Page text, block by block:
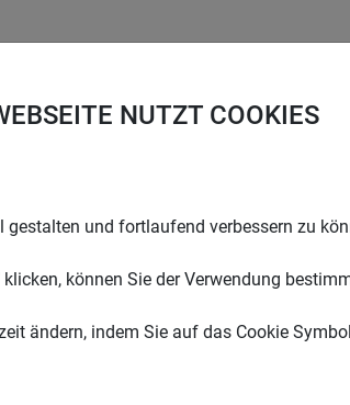
NUTZT COOKIES
gestalten und fortlaufend verbessern zu
können Sie der Verwendung
ändern, indem Sie auf das Cookie